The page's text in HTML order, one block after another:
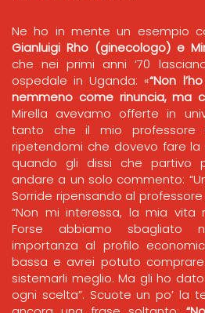
Ne ho in mente un esempio
Gianluigi Rho (ginecologo) e
che nei primi anni ‘70
ospedale in Uganda: «“Non
nemmeno come rinuncia, ma
Mirella avevamo offerte in
tanto che il mio professore
ripetendomi che dovevo fare la
quando gli dissi che partivo
andare a un solo commento:
Sorride ripensando al
“Non mi interessa, la mia
Forse abbiamo sbagliato
importanza al profilo
bassa e avrei potuto
sistemarli meglio. Ma gli ho
ogni scelta”. Scuote un po’ la